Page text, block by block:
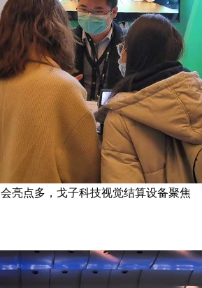
亮点多，戈子科技视觉结算设备聚焦